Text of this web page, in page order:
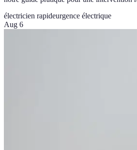
électricien rapideurgence électrique
Aug 6